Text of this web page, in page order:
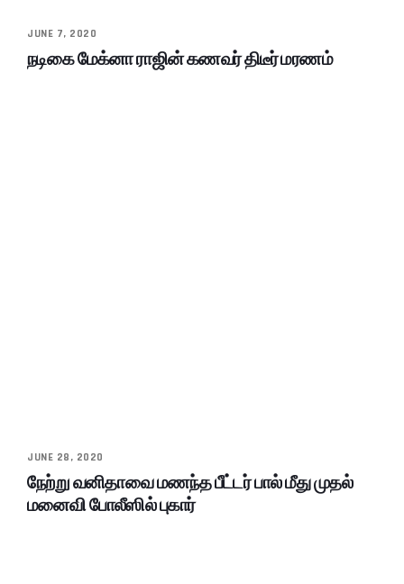
JUNE 7, 2020
நடிகை மேக்னா ராஜின் கணவர் திடீர் மரணம்
JUNE 28, 2020
நேற்று வனிதாவை மணந்த பீட்டர் பால் மீது முதல்
மனைவி போலீஸில் புகார்